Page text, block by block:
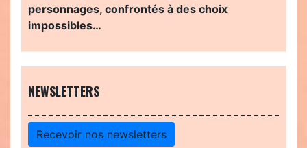
personnages, confrontés à des choix
impossibles…
NEWSLETTERS
Recevoir nos newsletters